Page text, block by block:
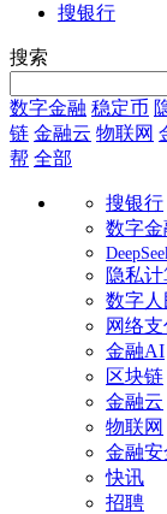
搜银行
搜索
数字金融 稳定币
链 金融云 物联网
帮 全部
搜银行
数字金
隐私
数字人
网络
金融AI
区块链
金融云
物联网
金融安
快讯
招聘